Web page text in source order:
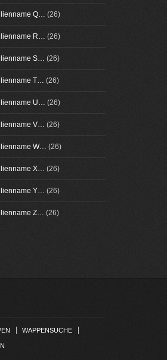
Q… (26)
R… (26)
S… (26)
T… (26)
U… (26)
V… (26)
W… (26)
X… (26)
Y… (26)
Z… (26)
WAPPENSUCHE